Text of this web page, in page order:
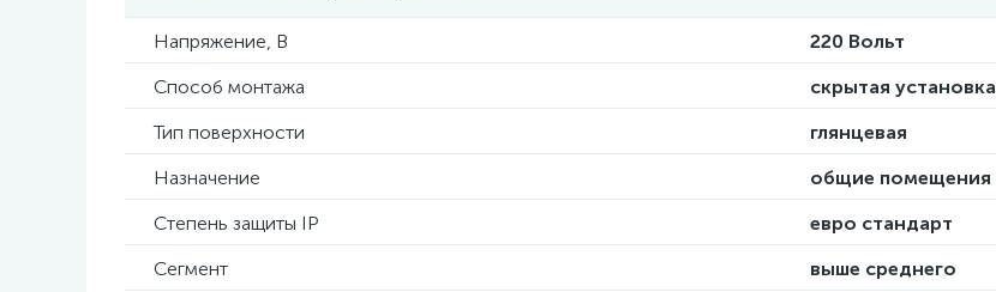
Напряжение, В
220 Вольт
Способ монтажа
скрытая установка
Тип поверхности
глянцевая
Назначение
общие помещения
Степень защиты IP
евро стандарт
Сегмент
выше среднего